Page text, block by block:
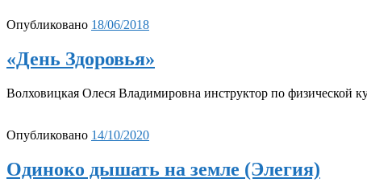
Опубликовано 18/06/2018
«День Здоровья»
Волховицкая Олеся Владимировна инструктор по физической
Опубликовано 14/10/2020
Одиноко дышать на земле (Элегия)